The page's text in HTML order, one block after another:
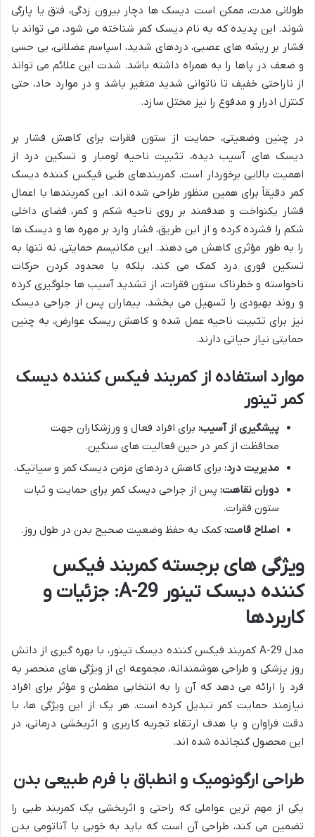
طولانی مدت، ممکن است دیسک ها دچار بیرون زدگی، فتق یا پارگی
شوند. این پدیده که به نام دیسک کمر شناخته می شود، می تواند با
فشار بر ریشه های عصبی، دردهای شدید، اسپاسم عضلانی، بی حسی
و ضعف در پاها را به همراه داشته باشد. شدت این علائم می تواند
از ناراحتی خفیف تا ناتوانی شدید متغیر باشد و در موارد حاد، حتی
کنترل ادرار و مدفوع را نیز مختل سازد.
در چنین وضعیتی، حمایت از ستون فقرات برای کاهش فشار بر
دیسک های آسیب دیده، تثبیت ناحیه لومبار و تسکین درد از
اهمیت بالایی برخوردار است. کمربندهای طبی فیکس کننده دیسک
کمر دقیقاً برای همین منظور طراحی شده اند. این کمربندها با اعمال
فشار یکنواخت و هدفمند بر روی ناحیه شکم و کمر، فضای داخلی
شکم را فشرده کرده و از این طریق، فشار وارد بر مهره ها و دیسک ها
را به طور مؤثری کاهش می دهند. این مکانیسم حمایتی، نه تنها به
تسکین فوری درد کمک می کند، بلکه با محدود کردن حرکات
ناخواسته و خطرناک ستون فقرات، از تشدید آسیب ها جلوگیری کرده
و روند بهبودی را تسهیل می بخشد. بیماران پس از جراحی دیسک
نیز برای تثبیت ناحیه عمل شده و کاهش ریسک عوارض، به چنین
حمایتی نیاز حیاتی دارند.
موارد استفاده از کمربند فیکس کننده دیسک
کمر تینور
پیشگیری از آسیب: برای افراد فعال و ورزشکاران جهت
محافظت از کمر در حین فعالیت های سنگین.
مدیریت درد: برای کاهش دردهای مزمن دیسک کمر و سیاتیک.
دوران نقاهت: پس از جراحی دیسک کمر برای حمایت و ثبات
ستون فقرات.
اصلاح قامت: کمک به حفظ وضعیت صحیح بدن در طول روز.
ویژگی های برجسته کمربند فیکس
کننده دیسک تینور A-29: جزئیات و
کاربردها
مدل A-29 کمربند فیکس کننده دیسک تینور، با بهره گیری از دانش
روز پزشکی و طراحی هوشمندانه، مجموعه ای از ویژگی های منحصر به
فرد را ارائه می دهد که آن را به انتخابی مطمئن و مؤثر برای افراد
نیازمند حمایت کمر تبدیل کرده است. هر یک از این ویژگی ها، با
دقت فراوان و با هدف ارتقاء تجربه کاربری و اثربخشی درمانی، در
این محصول گنجانده شده اند.
طراحی ارگونومیک و انطباق با فرم طبیعی بدن
یکی از مهم ترین عواملی که راحتی و اثربخشی یک کمربند طبی را
تضمین می کند، طراحی آن است که باید به خوبی با آناتومی بدن